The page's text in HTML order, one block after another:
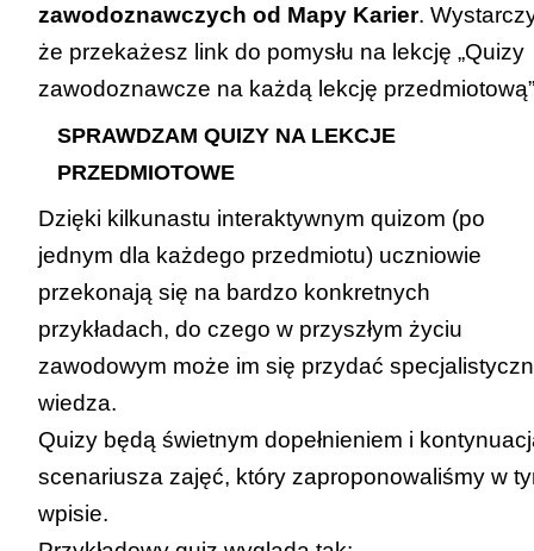
zawodoznawczych od Mapy Karier.
że przekażesz link do pomysłu na lekcję „Quizy
zawodoznawcze na każdą lekcję przedmiotową”
SPRAWDZAM QUIZY NA LEKCJE
PRZEDMIOTOWE
Dzięki kilkunastu interaktywnym quizom (po
jednym dla każdego przedmiotu) uczniowie
przekonają się na bardzo konkretnych
przykładach, do czego w przyszłym życiu
zawodowym może im się przydać
wiedza.
Quizy będą świetnym dopełnieniem i
scenariusza zajęć, który zaproponowaliśmy w
wpisie.